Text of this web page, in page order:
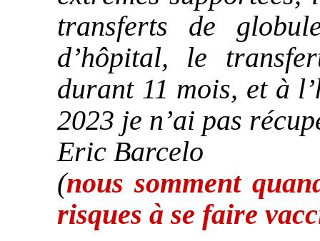
transferts de
d’hôpital, le
durant 11 mois, et à
2023 je n’ai pas
Eric Barcelo
(nous somment
risques à se faire